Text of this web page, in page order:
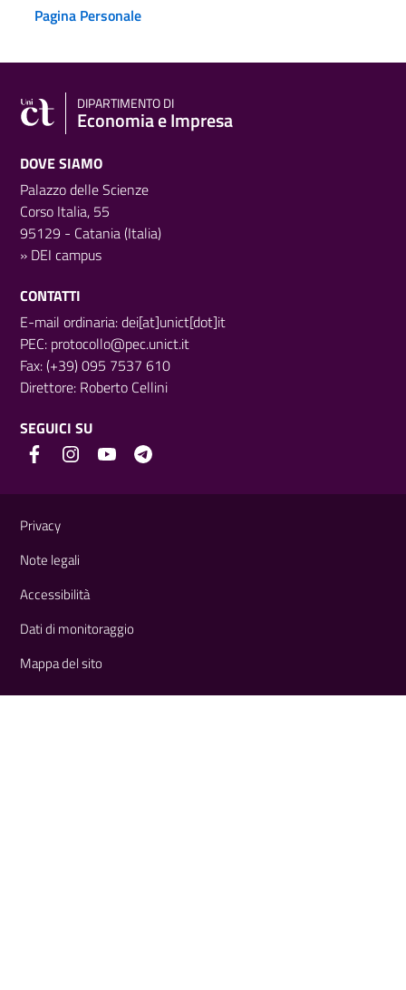
Pagina Personale
DIPARTIMENTO DI
Economia e Impresa
DOVE SIAMO
Palazzo delle Scienze
Corso Italia, 55
95129 - Catania (Italia)
» DEI campus
CONTATTI
E-mail ordinaria: dei[at]unict[dot]it
PEC: protocollo@pec.unict.it
Fax: (+39) 095 7537 610
Direttore: Roberto Cellini
SEGUICI SU
Privacy
Note legali
Accessibilità
Dati di monitoraggio
Mappa del sito